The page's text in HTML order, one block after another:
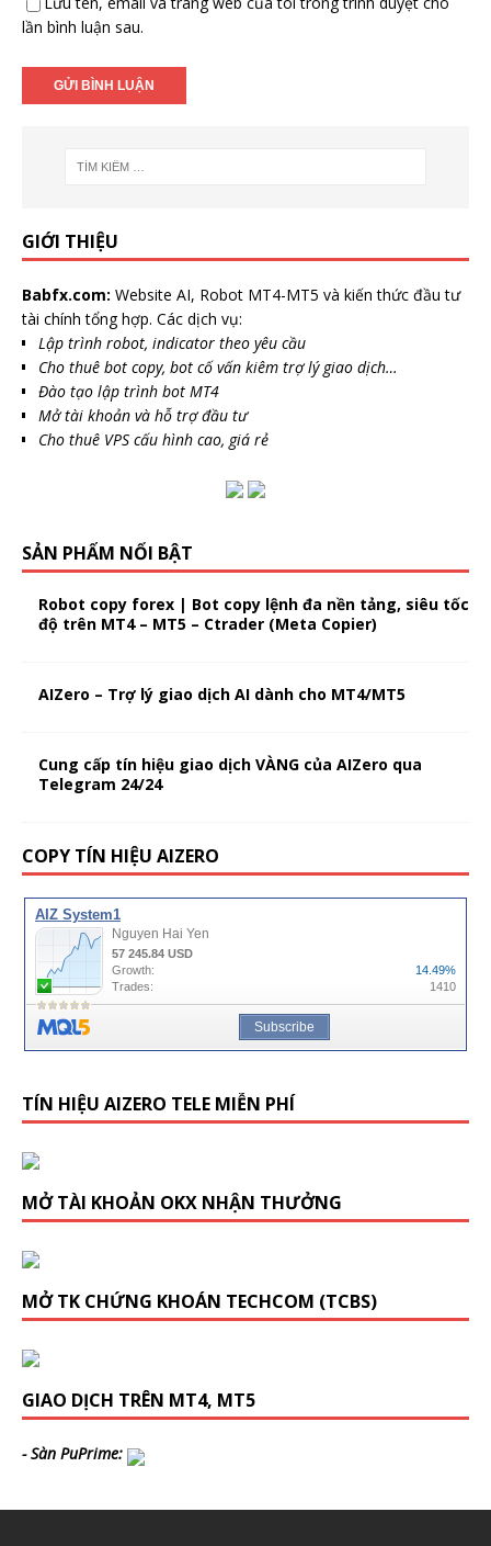
lần bình luận sau.
GIỚI THIỆU
Babfx.com: Website AI, Robot MT4-MT5 và kiến thức đầu tư
tài chính tổng hợp. Các dịch vụ:
Lập trình robot, indicator theo yêu cầu
Cho thuê bot copy, bot cố vấn kiêm trợ lý giao dịch…
Đào tạo lập trình bot MT4
Mở tài khoản và hỗ trợ đầu tư
Cho thuê VPS cấu hình cao, giá rẻ
SẢN PHẨM NỔI BẬT
Robot copy forex | Bot copy lệnh đa nền tảng, siêu tốc
độ trên MT4 – MT5 – Ctrader (Meta Copier)
AIZero – Trợ lý giao dịch AI dành cho MT4/MT5
Cung cấp tín hiệu giao dịch VÀNG của AIZero qua
Telegram 24/24
COPY TÍN HIỆU AIZERO
TÍN HIỆU AIZERO TELE MIỄN PHÍ
MỞ TÀI KHOẢN OKX NHẬN THƯỞNG
MỞ TK CHỨNG KHOÁN TECHCOM (TCBS)
GIAO DỊCH TRÊN MT4, MT5
- Sàn PuPrime: